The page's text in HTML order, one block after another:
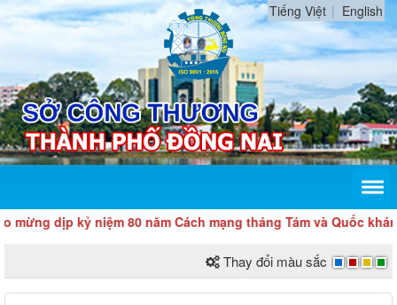
Tiếng Việt English
dịp kỷ niệm 80 năm Cách mạng tháng Tám và Quốc khánh 2/9
Thay đổi màu sắc